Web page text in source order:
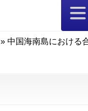
» 中国海南島における